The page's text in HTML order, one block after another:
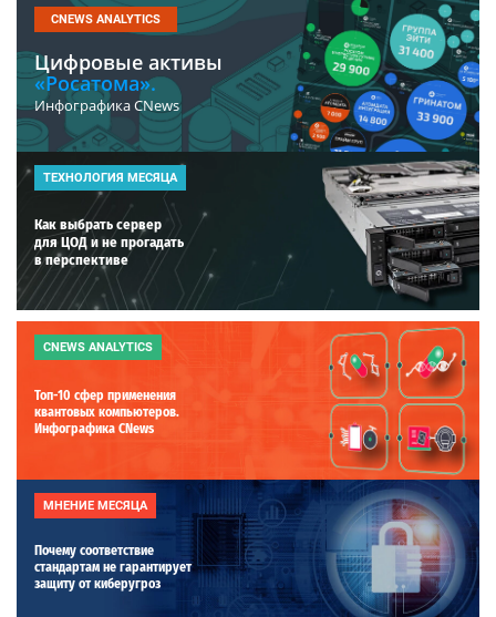
CNEWS ANALYTICS
Цифровые активы
«Росатома».
Инфографика CNews
ТЕХНОЛОГИЯ МЕСЯЦА
Как выбрать сервер
для ЦОД и не прогадать
в перспективе
CNEWS ANALYTICS
Топ-10 сфер применения
квантовых компьютеров.
Инфографика CNews
МНЕНИЕ МЕСЯЦА
Почему соответствие
стандартам не гарантирует
защиту от киберугроз